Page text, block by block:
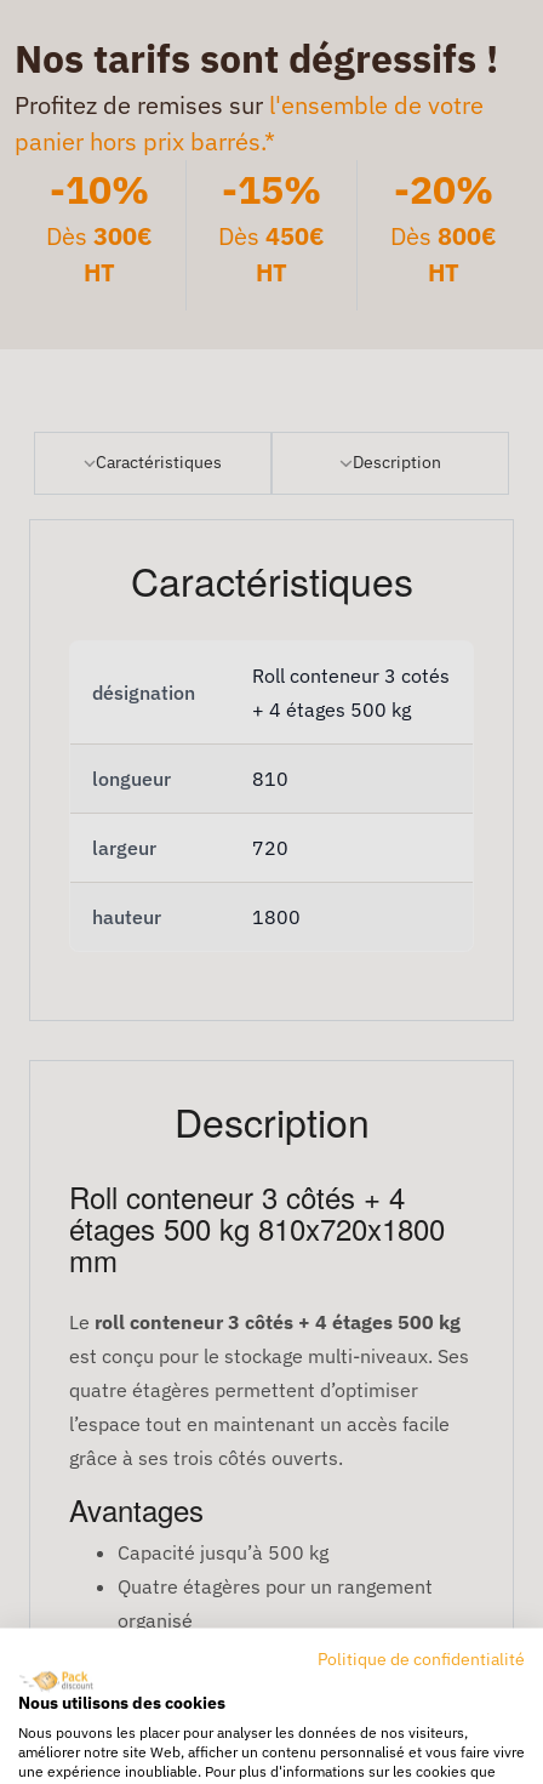
Nos tarifs sont dégressifs !
Profitez de remises sur l'ensemble de votre
panier hors prix barrés.*
-10%
Dès300€
HT
-15%
Dès 450€
HT
-20%
Dès 800€
HT
Caractéristiques Description
Caractéristiques
désignation
Roll conteneur 3 cotés
+ 4 étages 500 kg
longueur 810
largeur 720
hauteur 1800
Description
Roll conteneur 3 côtés + 4
étages 500 kg 810x720x1800
mm
Le roll conteneur 3 côtés + 4 étages 500 kg
est conçu pour le stockage multi-niveaux. Ses
quatre étagères permettent d’optimiser
l’espace tout en maintenant un accès facile
grâce à ses trois côtés ouverts.
Avantages
Capacité jusqu’à 500 kg
Quatre étagères pour un rangement
organisé
Trois côtés ouverts pour un accès rapide
FAQ – Roll conteneur 3 côtés +
4 étages
Politique de confidentialité
Nous utilisons des cookies
Nous pouvons les placer pour analyser les données de nos visiteurs,
améliorer notre site Web, afficher un contenu personnalisé et vous faire vivre
une expérience inoubliable. Pour plus d'informations sur les cookies que